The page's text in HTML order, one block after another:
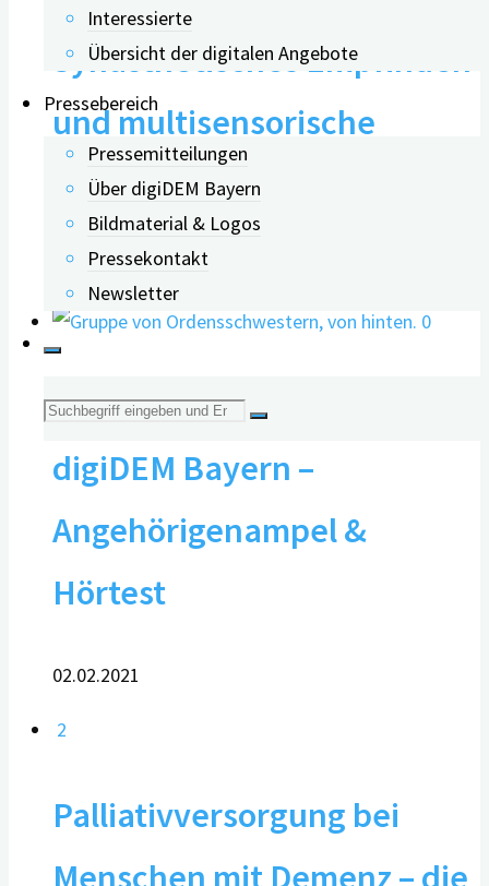
Interessierte
Übersicht der digitalen Angebote
Pressebereich
Pressemitteilungen
Über digiDEM Bayern
Bildmaterial & Logos
Pressekontakt
Newsletter
Suche
nach:
Synästhetisches Empfinden
und multisensorische
Angebote bei Demenz
26.02.2024
0
Digitale Angebote von
digiDEM Bayern –
Angehörigenampel &
Hörtest
02.02.2021
2
Palliativversorgung bei
Menschen mit Demenz – die